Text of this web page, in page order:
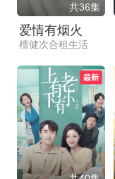
共36集
爱情有烟火
檀健次合租生活